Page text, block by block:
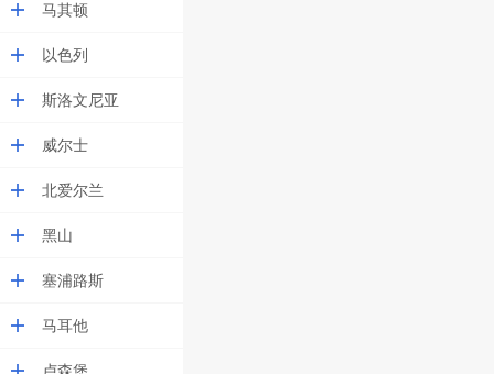
马其顿
以色列
斯洛文尼亚
威尔士
北爱尔兰
黑山
塞浦路斯
马耳他